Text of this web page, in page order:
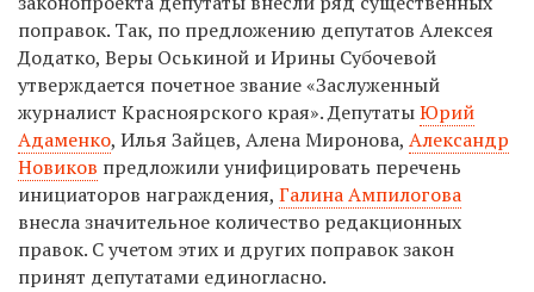
поправок. Так, по предложению депутатов Алексея
Додатко, Веры Оськиной и Ирины Субочевой
утверждается почетное звание «Заслуженный
журналист Красноярского края». ДепутатыЮрий
Адаменко, Илья Зайцев, Алена Миронова, Александр
Новиков предложили унифицировать перечень
инициаторов награждения, Галина Ампилогова
внесла значительное количество редакционных
правок. С учетом этих и других поправок закон
принят депутатами единогласно.